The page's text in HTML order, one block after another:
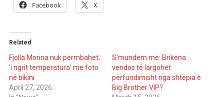
Facebook X
Related
Fjolla Morina nuk përmbahet,
‘i ngrit temperatura’ me foto
në bikini
April 27, 2026
S’mundem më: Brikena
vendos të largohet
përfundimisht nga shtëpia e
Big Brother VIP?